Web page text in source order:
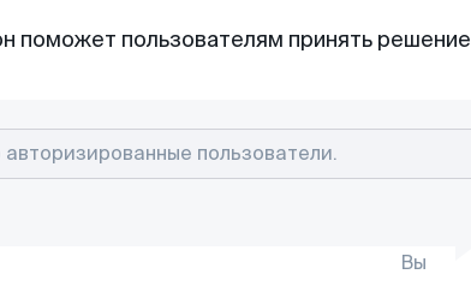
поможет пользователям принять решение
Вы